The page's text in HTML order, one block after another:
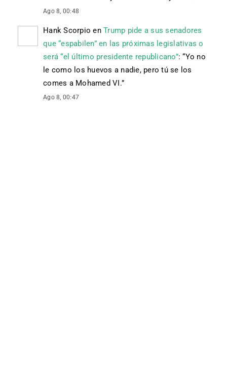
Ago 8, 00:48
Hank Scorpio en Trump pide a sus senadores
que “espabilen” en las próximas legislativas o
será “el último presidente republicano”: “Yo no
le como los huevos a nadie, pero tú se los
comes a Mohamed VI.”
Ago 8, 00:47